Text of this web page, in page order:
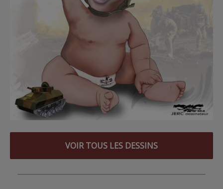
VOIR TOUS LES DESSINS